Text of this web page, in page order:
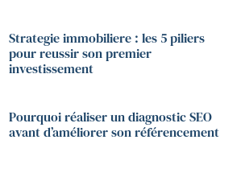
Strategie immobiliere : les 5 piliers
pour reussir son premier
investissement
Pourquoi réaliser un diagnostic SEO
avant d’améliorer son référencement